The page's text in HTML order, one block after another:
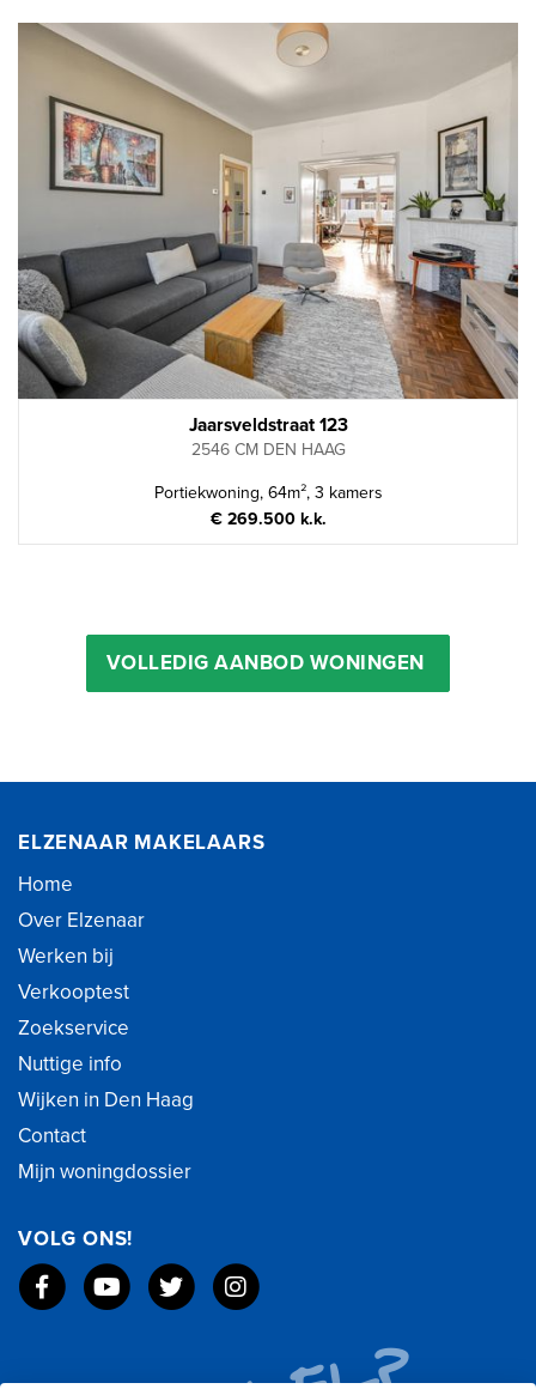
Jaarsveldstraat 123
2546 CM DEN HAAG
Portiekwoning, 64m², 3 kamers
€ 269.500 k.k.
VOLLEDIG AANBOD WONINGEN
ELZENAAR MAKELAARS
Home
Over Elzenaar
Werken bij
Verkooptest
Zoekservice
Nuttige info
Wijken in Den Haag
Contact
Mijn woningdossier
VOLG ONS!